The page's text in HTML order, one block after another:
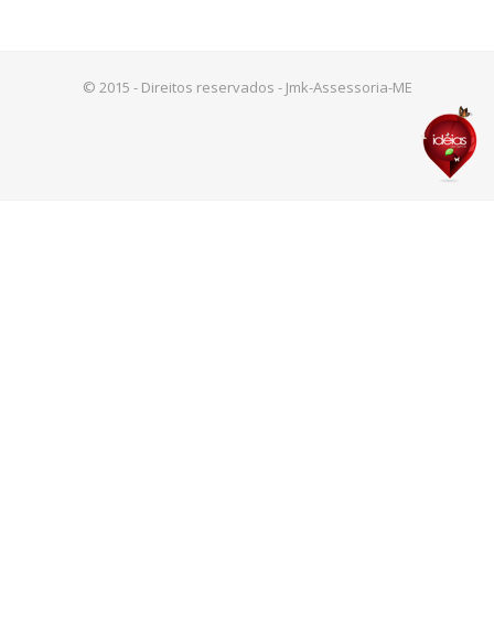
© 2015 - Direitos reservados - Jmk-Assessoria-ME